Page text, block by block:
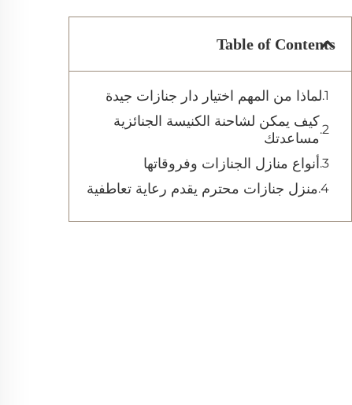
Table of Contents
لماذا من المهم اختيار دار جنازات جيدة
كيف يمكن لشاحنة الكنيسة الجنائزية
مساعدتك
أنواع منازل الجنازات وفروقاتها
منزل جنازات محترم يقدم رعاية تعاطفية